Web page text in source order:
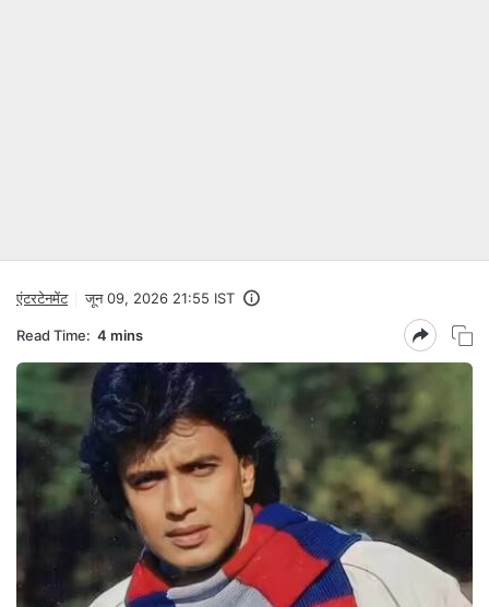
एंटरटेनमेंट जून 09, 2026 21:55 IST
Read Time: 4 mins